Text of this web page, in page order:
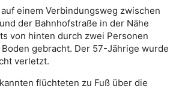
einem Verbindungsweg zwischen
der Bahnhofstraße in der Nähe
von hinten durch zwei Personen
gebracht. Der 57-Jährige wurde
verletzt.
flüchteten zu Fuß über die